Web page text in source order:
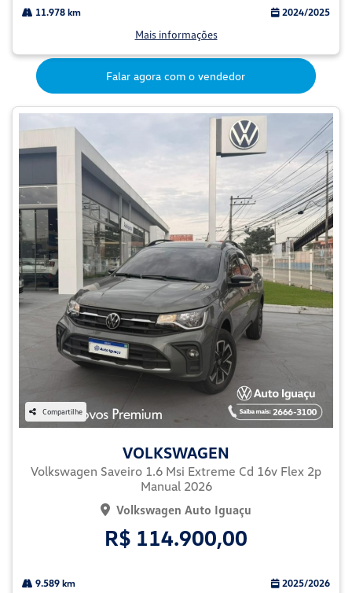
11.978 km 2024/2025
Mais informações
Falar agora com o vendedor
Compartilhe
VOLKSWAGEN
Volkswagen Saveiro 1.6 Msi Extreme Cd 16v Flex 2p
Manual 2026
Volkswagen Auto Iguaçu
R$ 114.900,00
9.589 km 2025/2026